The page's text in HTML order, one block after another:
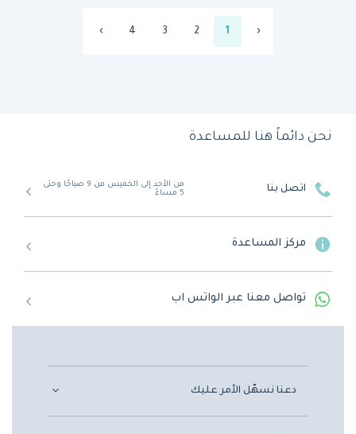
‹
1
2
3
4
›
نحن دائماً هنا للمساعدة
اتصل بنا
من الأحد إلى الخميس من 9 صباحًا وحتى
5 مساءً
مركز المساعدة
تواصل معنا عبر الواتس اب
دعنا نسهّل الأمر عليك